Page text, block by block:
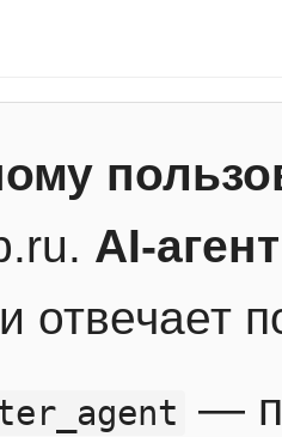
AI-агент
отвечает
—